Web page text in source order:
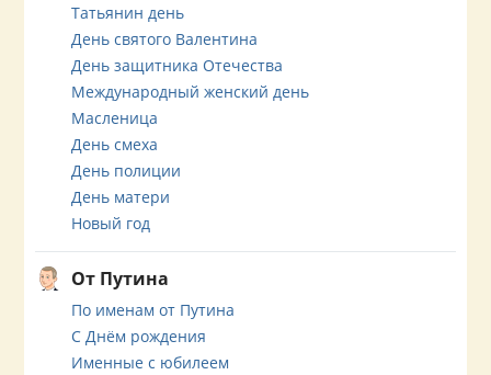
Татьянин день
День святого Валентина
День защитника Отечества
Международный женский день
Масленица
День смеха
День полиции
День матери
Новый год
От Путина
По именам от Путина
С Днём рождения
Именные с юбилеем